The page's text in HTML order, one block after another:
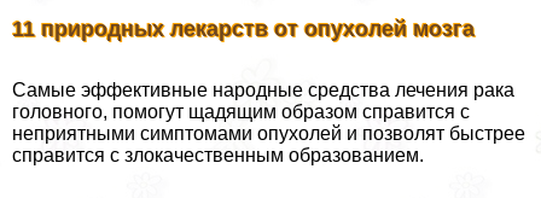
11 природных лекарств от опухолей мозга
Самые эффективные народные средства лечения paка
головного, помогут щадящим образом справится с
неприятными симптомами опухолей и позволят быстрее
справится с злокачественным образованием.